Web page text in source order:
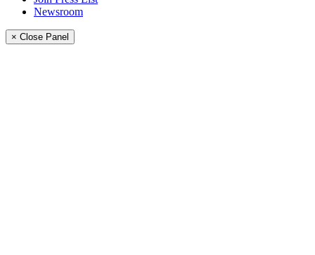
Newsroom
× Close Panel